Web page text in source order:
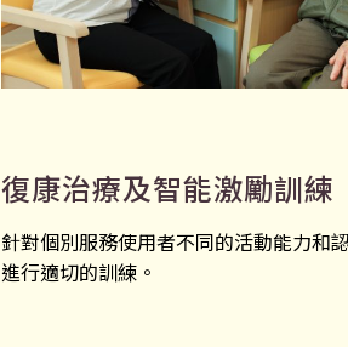
復康治療及智能激勵訓練
針對個別服務使用者不同的活動能力和
進行適切的訓練。